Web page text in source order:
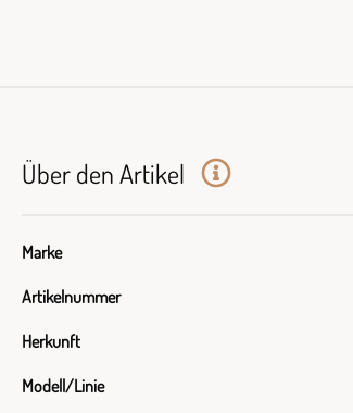
Über den Artikel
Marke
Artikelnummer
Herkunft
Modell/Linie